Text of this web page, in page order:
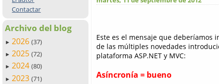
Contactar
Archivo del blog
► 2026 (37)
► 2025 (72)
► 2024 (80)
► 2023 (71)
Este es el mensaje que deberíamos
de las múltiples novedades
plataforma ASP.NET y MVC:
Asíncronía = bueno